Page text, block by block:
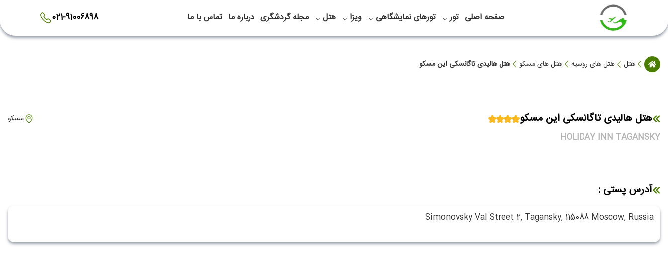
صفحه اصلی تور تورهای نمایشگاهی ویزا هتل مجله گردشگری درباره ما تماس با ما 021-91006898
هتل هتل های روسیه هتل های مسکو هتل هالیدی تاگانسکی این مسکو
هتل هالیدی تاگانسکی این مسکو
HOLIDAY INN TAGANSKY
مسکو
آدرس پستی :
Simonovsky Val Street 2, Tagansky, 115088 Moscow, Russia